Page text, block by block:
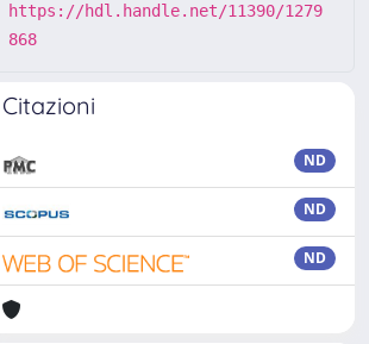
https://hdl.handle.net/11390/1279
868
Citazioni
ND
ND
ND